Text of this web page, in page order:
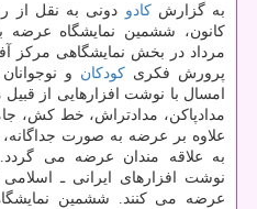
به گزارشكادو دونی به نقل از
مرداد در بخش نمایشگاهی مركز
پرورش فكری كودكان و
امسال با نوشت افزارهایی از
مدادپاكن، مدادتراش، خط كش،
علاوه بر عرضه به صورت
به علاقه مندان عرضه می گردد.
نوشت افزارهای ایرانی ـ